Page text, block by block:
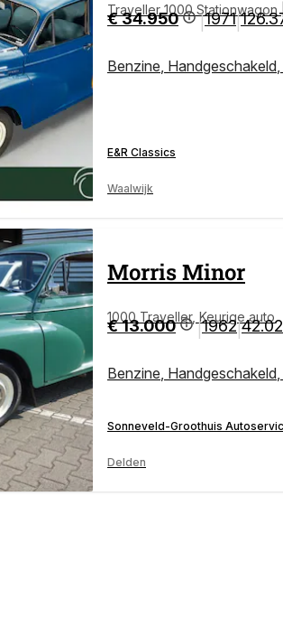
Traveller 1000 Stationwagon
€ 34.950 |1971|
Benzine Handgeschakeld
E&R Classics
Waalwijk
MorrisMinor
1000 Traveller, Keurige auto
€ 13.000 |1962|
Benzine Handgeschakeld
Sonneveld-Groothuis
Delden